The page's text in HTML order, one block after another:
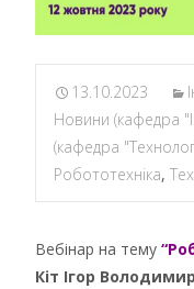
13.10.2023
Новини (кафедра
(кафедра
Робототехніка,
Вебінар на тему
Кіт Ігор